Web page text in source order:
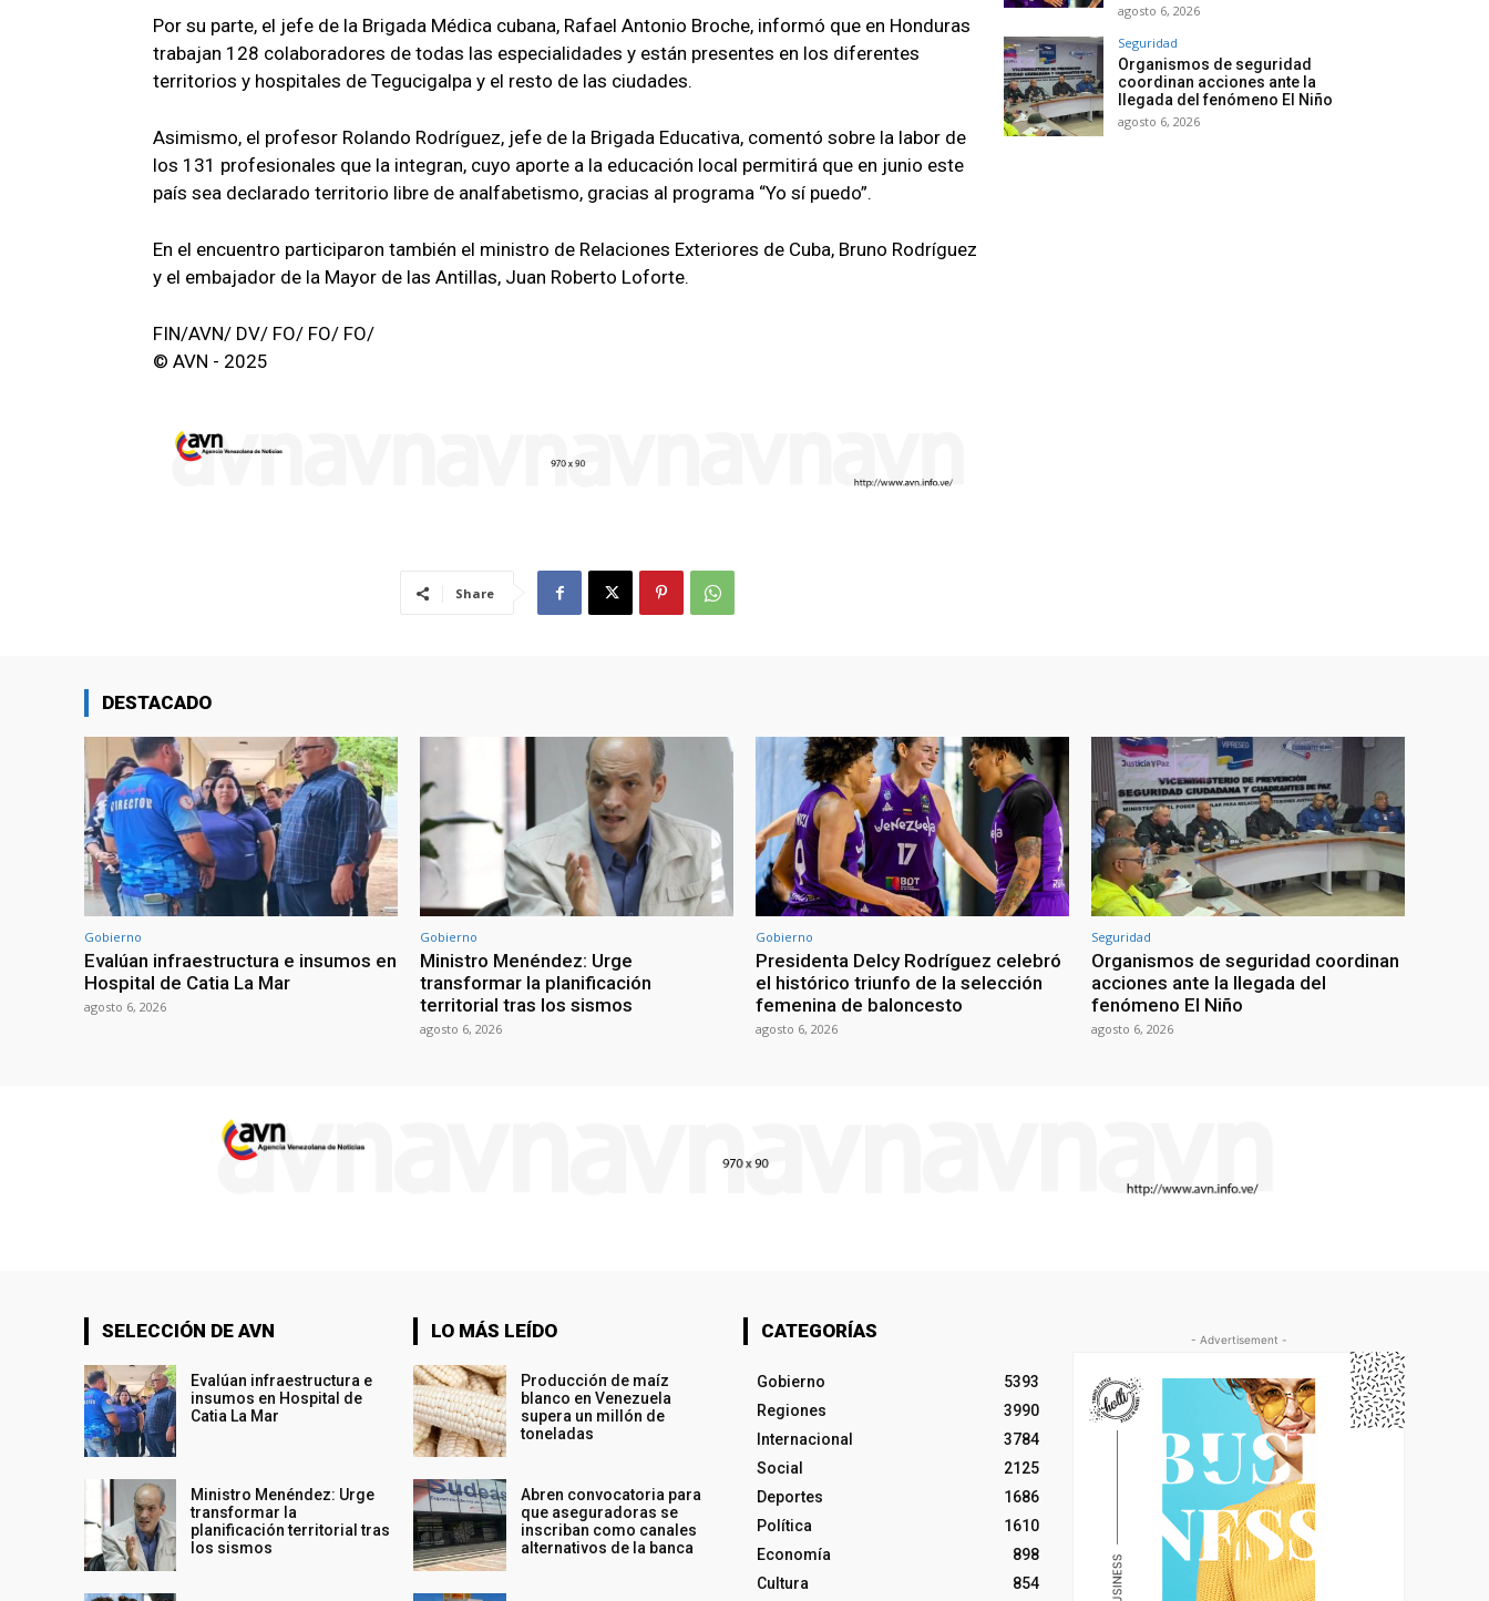
Por su parte, el jefe de la Brigada Médica cubana, Rafael Antonio Broche, informó que en Honduras
trabajan 128 colaboradores de todas las especialidades y están presentes en los diferentes
territorios y hospitales de Tegucigalpa y el resto de las ciudades.
Asimismo, el profesor Rolando Rodríguez, jefe de la Brigada Educativa, comentó sobre la labor de
los 131 profesionales que la integran, cuyo aporte a la educación local permitirá que en junio este
país sea declarado territorio libre de analfabetismo, gracias al programa “Yo sí puedo”.
En el encuentro participaron también el ministro de Relaciones Exteriores de Cuba, Bruno Rodríguez
y el embajador de la Mayor de las Antillas, Juan Roberto Loforte.
FIN/AVN/ DV/ FO/ FO/ FO/
© AVN - 2025
Share
agosto 6, 2026
Seguridad
Organismos de seguridad
coordinan acciones ante la
llegada del fenómeno El Niño
agosto 6, 2026
DESTACADO
Gobierno
Evalúan infraestructura e insumos en
Hospital de Catia La Mar
agosto 6, 2026
Gobierno
Ministro Menéndez: Urge
transformar la planificación
territorial tras los sismos
agosto 6, 2026
Gobierno
Presidenta Delcy Rodríguez celebró
el histórico triunfo de la selección
femenina de baloncesto
agosto 6, 2026
Seguridad
Organismos de seguridad coordinan
acciones ante la llegada del
fenómeno El Niño
agosto 6, 2026
SELECCIÓN DE AVN
Evalúan infraestructura e
insumos en Hospital de
Catia La Mar
Ministro Menéndez: Urge
transformar la
planificación territorial tras
los sismos
LO MÁS LEÍDO
Producción de maíz
blanco en Venezuela
supera un millón de
toneladas
Abren convocatoria para
que aseguradoras se
inscriban como canales
alternativos de la banca
CATEGORÍAS
Gobierno
5393
Regiones
3990
Internacional
3784
Social
2125
Deportes
1686
Política
1610
Economía
898
Cultura
854
- Advertisement -